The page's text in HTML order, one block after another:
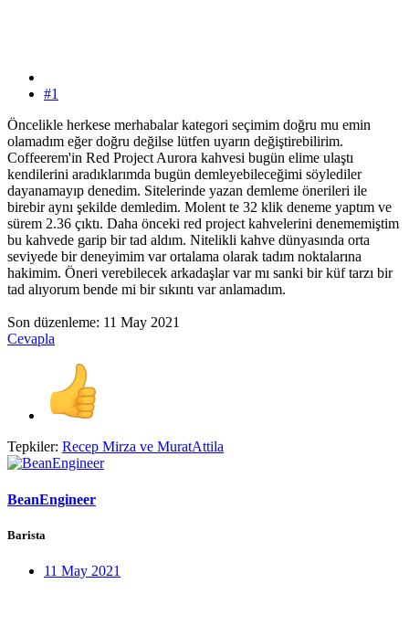
#1
Öncelikle herkese merhabalar kategori seçimim doğru mu emin
olamadım eğer doğru değilse lütfen uyarın değiştirebilirim.
Coffeerem'in Red Project Aurora kahvesi bugün elime ulaştı
kendilerini aradıklarımda bugün demleyebileceğimi söylediler
dayanamayıp denedim. Sitelerinde yazan demleme önerileri ile
birebir aynı şekilde demledim. Molent te 32 klik deneme yaptım ve
sürem 2.36 çıktı. Daha önceki red project kahvelerini denememiştim
bu kahvede garip bir tad aldım. Nitelikli kahve dünyasında orta
seviyede bir deneyimim var ortalama olarak tadım noktalarına
hakimim. Öneri verebilecek arkadaşlar var mı sanki bir küf tarzı bir
tad alıyorum bende mi bir sıkıntı var anlamadım.
Son düzenleme: 11 May 2021
Cevapla
Tepkiler: Recep Mirza ve MuratAttila
BeanEngineer
Barista
11 May 2021